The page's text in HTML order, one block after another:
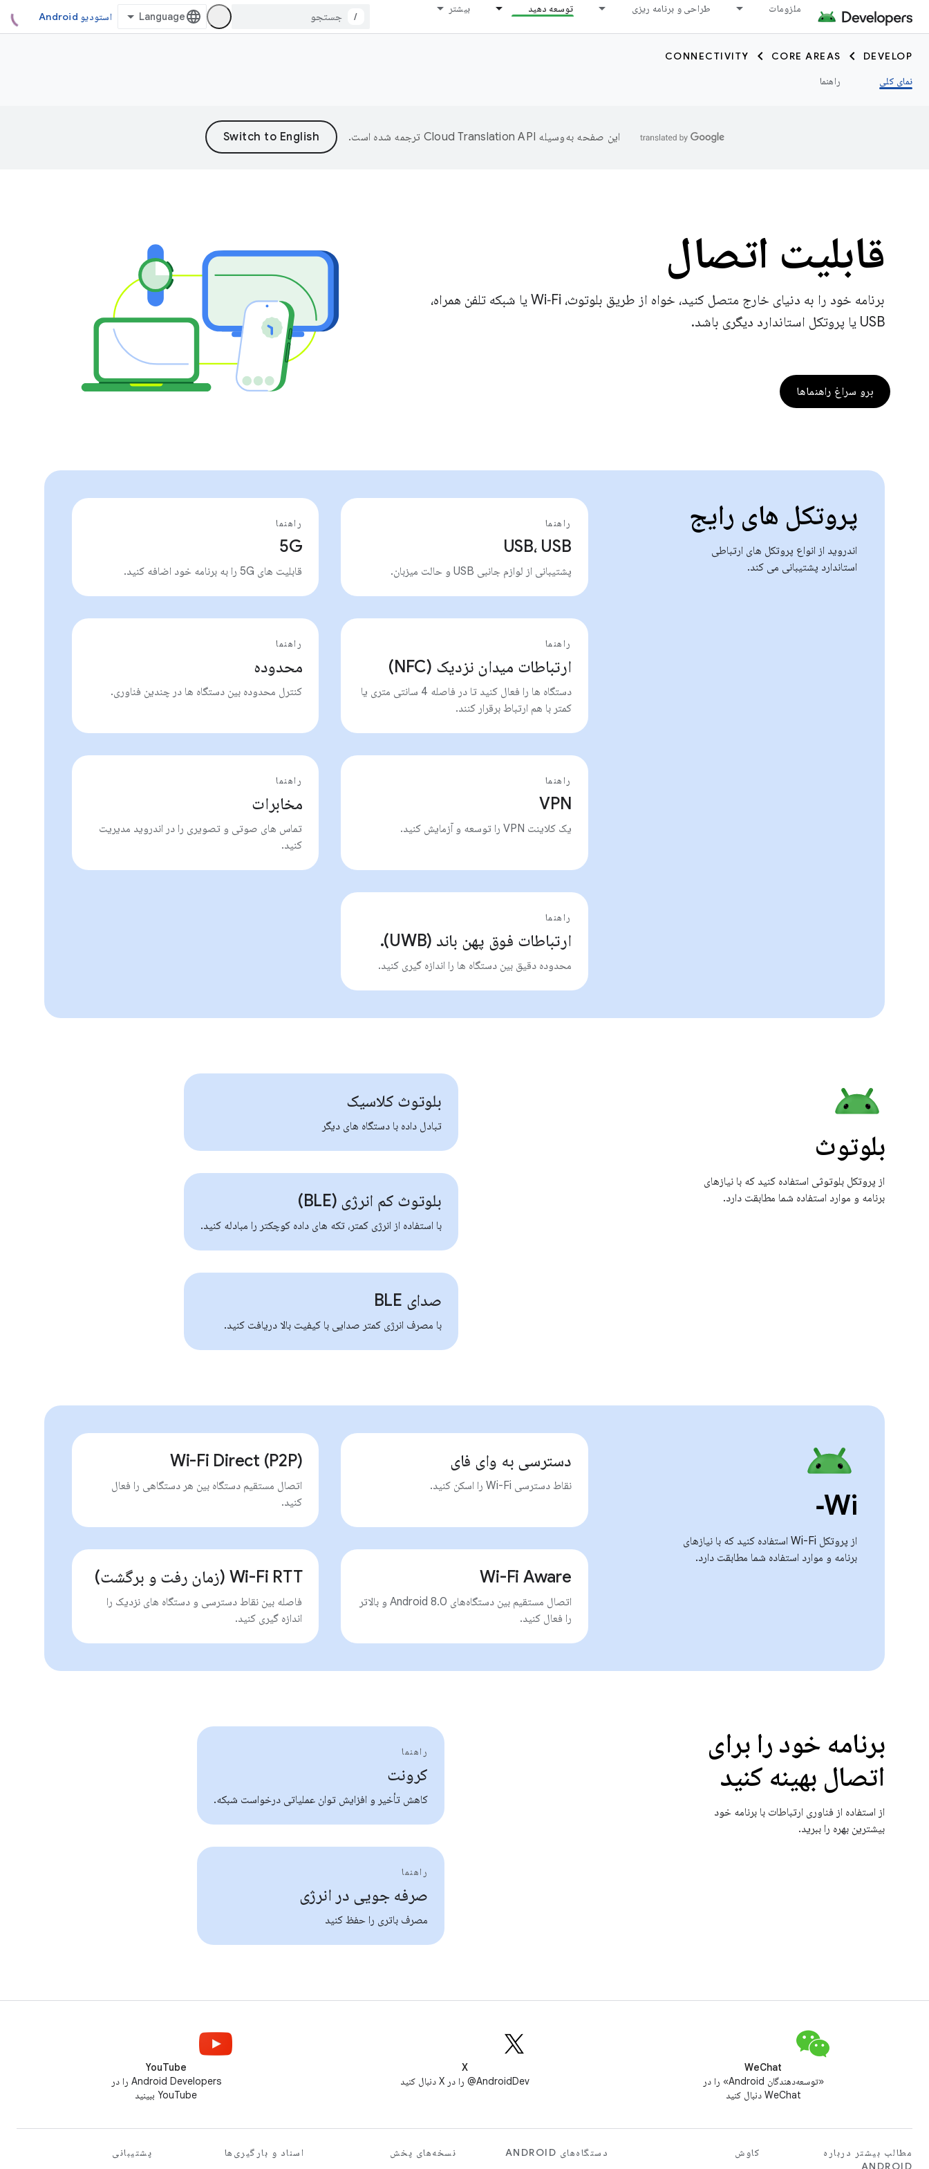
ملزومات طراحی و برنامه ریزی توسعه دهید بیشتر
/ استودیو Android
DEVELOP
CORE AREAS
CONNECTIVITY
نمای کلی
راهنما
این صفحه به‌وسیله ترجمه شده است.
قابلیت اتصال
برنامه خود را به دنیای خارج متصل کنید، خواه از طریق بلوتوث، Wi‑Fi یا شبکه تلفن همراه،
USB یا پروتکل استاندارد دیگری باشد.
برو سراغ راهنماها
پروتکل های رایج
اندروید از انواع پروتکل های ارتباطی
استاندارد پشتیبانی می کند.
راهنما
USB، USB
پشتیبانی از لوازم جانبی USB و حالت میزبان.
راهنما
5G
قابلیت های 5G را به برنامه خود اضافه کنید.
راهنما
ارتباطات میدان نزدیک (NFC)
دستگاه ها را فعال کنید تا در فاصله 4 سانتی متری یا
کمتر با هم ارتباط برقرار کنند.
راهنما
محدوده
کنترل محدوده بین دستگاه ها در چندین فناوری.
راهنما
VPN
یک کلاینت VPN را توسعه و آزمایش کنید.
راهنما
مخابرات
تماس های صوتی و تصویری را در اندروید مدیریت
کنید.
راهنما
ارتباطات فوق پهن باند (UWB).
محدوده دقیق بین دستگاه ها را اندازه گیری کنید.
بلوتوث
از پروتکل بلوتوثی استفاده کنید که با نیازهای
برنامه و موارد استفاده شما مطابقت دارد.
بلوتوث کلاسیک
تبادل داده با دستگاه های دیگر
بلوتوث کم انرژی (BLE)
با استفاده از انرژی کمتر، تکه های داده کوچکتر را مبادله کنید.
صدای BLE
با مصرف انرژی کمتر صدایی با کیفیت بالا دریافت کنید.
Wi‑
از پروتکل Wi-Fi استفاده کنید که با نیازهای
برنامه و موارد استفاده شما مطابقت دارد.
دسترسی به وای فای
نقاط دسترسی Wi-Fi را اسکن کنید.
Wi-Fi Direct (P2P)
اتصال مستقیم دستگاه بین هر دستگاهی را فعال
کنید.
Wi-Fi Aware
اتصال مستقیم بین دستگاه‌های Android 8.0 و بالاتر
را فعال کنید.
Wi-Fi RTT (زمان رفت و برگشت)
فاصله بین نقاط دسترسی و دستگاه های نزدیک را
اندازه گیری کنید.
برنامه خود را برای
اتصال بهینه کنید
از استفاده از فناوری ارتباطات با برنامه خود
بیشترین بهره را ببرید.
راهنما
کرونت
کاهش تأخیر و افزایش توان عملیاتی درخواست شبکه.
راهنما
صرفه جویی در انرژی
مصرف باتری را حفظ کنید
WeChat
«توسعه‌دهندگان Android» را در
WeChat دنبال کنید
X
AndroidDev@ را در X دنبال کنید
YouTube
Android Developers را در
YouTube ببینید
مطالب بیشتر درباره
ANDROID
کاوش دستگاه‌های ANDROID نسخه‌های پخش اسناد و بارگیری‌ها پشتیبانی